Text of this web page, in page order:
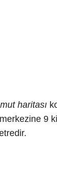
haritası
9